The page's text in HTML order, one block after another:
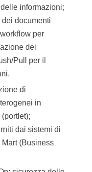
informazioni;
documenti
per
dei
Pull per il
di
in
dai sistemi di
Mart (Business